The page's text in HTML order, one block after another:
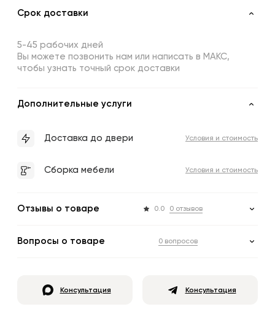
Срок доставки
5-45 рабочих дней
Вы можете позвонить нам или написать в МАКС,
чтобы узнать точный срок доставки
Дополнительные услуги
Доставка до двери Условия и стоимость
Сборка мебели Условия и стоимость
Отзывы о товаре 0.0 0 отзывов
Вопросы о товаре 0 вопросов
Консультация Консультация